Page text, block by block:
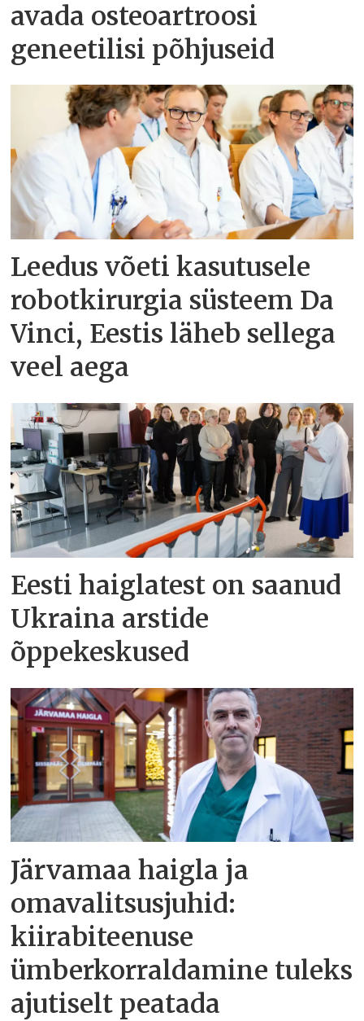
avada osteoartroosi
geneetilisi põhjuseid
Leedus võeti kasutusele
robotkirurgia süsteem Da
Vinci, Eestis läheb sellega
veel aega
Eesti haiglatest on saanud
Ukraina arstide
õppekeskused
Järvamaa haigla ja
omavalitsusjuhid:
kiirabiteenuse
ümberkorraldamine tuleks
ajutiselt peatada